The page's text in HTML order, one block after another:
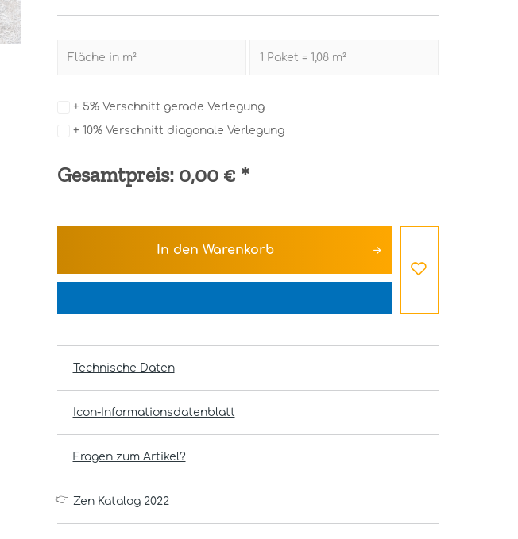
+ 5% Verschnitt gerade Verlegung
+ 10% Verschnitt diagonale Verlegung
Gesamtpreis: 0,00 € *
In den Warenkorb
Technische Daten
Icon-Informationsdatenblatt
Fragen zum Artikel?
👉 Zen Katalog 2022